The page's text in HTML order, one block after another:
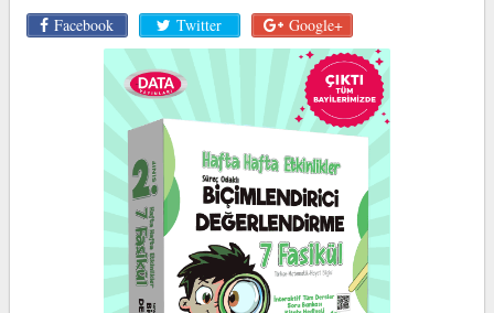
Facebook Twitter Google+